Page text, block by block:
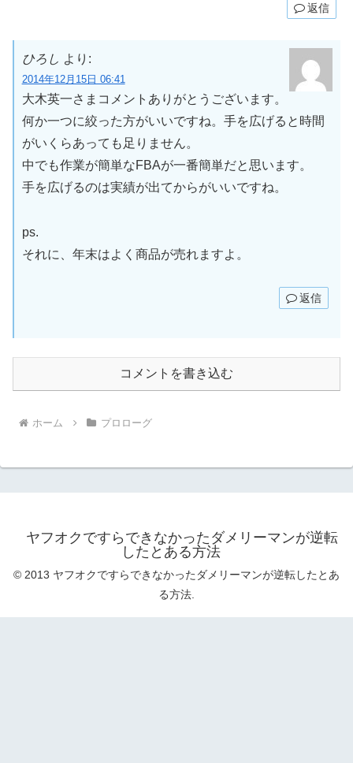
返信
ひろし より:
2014年12月15日 06:41
大木英一さまコメントありがとうございます。
何か一つに絞った方がいいですね。手を広げると時間
がいくらあっても足りません。
中でも作業が簡単なFBAが一番簡単だと思います。
手を広げるのは実績が出てからがいいですね。
ps.
それに、年末はよく商品が売れますよ。
返信
コメントを書き込む
ホーム プロローグ
ヤフオクですらできなかったダメリーマンが逆転
したとある方法
© 2013 ヤフオクですらできなかったダメリーマンが逆転したとあ
る方法.